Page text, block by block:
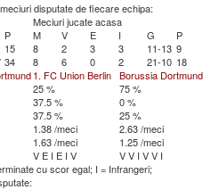
disputate de fiecare echipa:
Meciuri jucate acasa
P M V E I G
P
15 8 2 3 3 11-13 9
34 8 6 0 2 21-10 18
1. FC Union Berlin Borussia Dortmund
25 %
75 %
37.5 %
0 %
37.5 %
25 %
1.38 /meci
2.63 /meci
1.63 /meci
1.25 /meci
V E I E I V VV I VV I
cu scor egal; I = Infrangeri;